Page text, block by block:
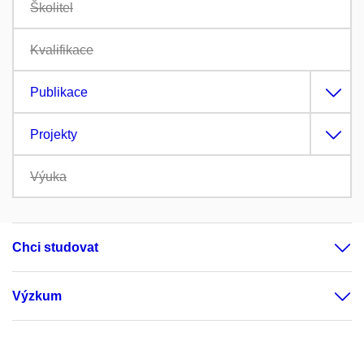
Školitel
Kvalifikace
Publikace
Projekty
Výuka
Chci studovat
Výzkum